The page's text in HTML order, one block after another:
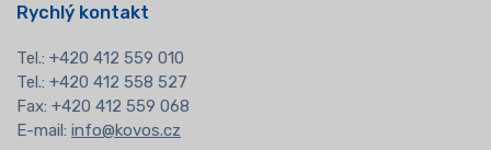
Rychlý kontakt
Tel.: +420 412 559 010
Tel.: +420 412 558 527
Fax: +420 412 559 068
E-mail: info@kovos.cz